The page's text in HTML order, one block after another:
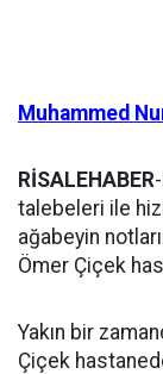
Muhammed
RİSALEHABER
talebeleri ile
ağabeyin
Ömer Çiçek
Yakın bir
Çiçek